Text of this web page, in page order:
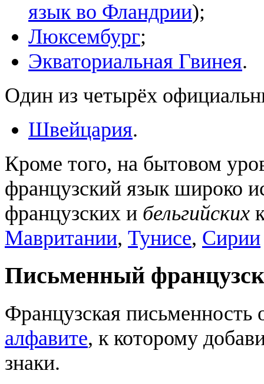
язык во Фландрии);
Люксембург;
Экваториальная Гвинея.
Один из четырёх
Швейцария.
Кроме того, на бытовом
французский язык широко
французских и бельгийских
Мавритании, Тунисе, Сирии
Письменный
Французская письменность
алфавите, к которому
знаки.